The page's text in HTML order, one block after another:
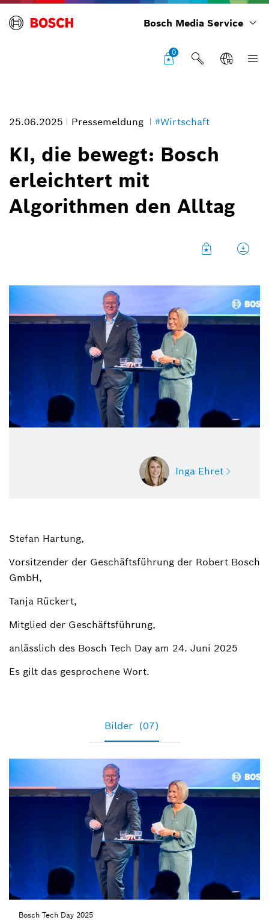
Bosch Media Service
0
25.06.2025 Pressemeldung #Wirtschaft
KI, die bewegt: Bosch
erleichtert mit
Algorithmen den Alltag
Inga Ehret
Stefan Hartung,
Vorsitzender der Geschäftsführung der Robert Bosch
GmbH,
Tanja Rückert,
Mitglied der Geschäftsführung,
anlässlich des Bosch Tech Day am 24. Juni 2025
Es gilt das gesprochene Wort.
Bilder (07)
Bosch Tech Day 2025
Bildinformation
Geschäftsführung der Robert Bosch GmbH, und Dr.
Tanja Rückert, Geschäftsführerin der Robert Bosch
GmbH, auf dem Bosch Tech Day 2025 in Feuerbach.